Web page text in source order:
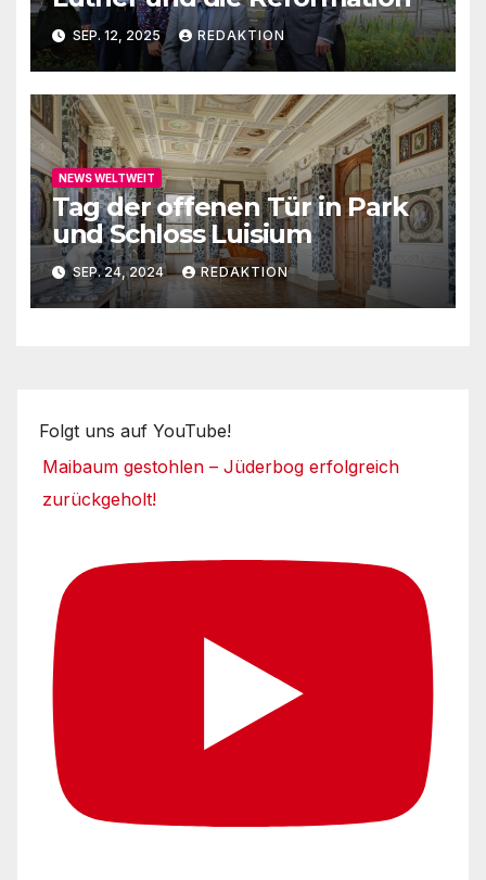
SEP. 12, 2025 REDAKTION
NEWS WELTWEIT
Tag der offenen Tür in Park
und Schloss Luisium
SEP. 24, 2024 REDAKTION
Folgt uns auf YouTube!
Maibaum gestohlen – Jüderbog erfolgreich
zurückgeholt!